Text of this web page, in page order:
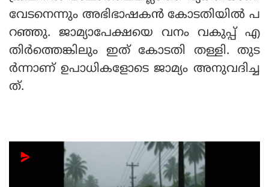
വേടനെന്നും അഭിഭാഷകന്‍ കോടതിയില്‍ പ
റഞ്ഞു. ജാമ്യാപേക്ഷയെ വനം വകുപ്പ് എ
തിര്‍ത്തെങ്കിലും ഇത് കോടതി തള്ളി. തുട
ര്‍ന്നാണ് ഉപാധികളോടെ ജാമ്യം അനുവദിച്ച
ത്.